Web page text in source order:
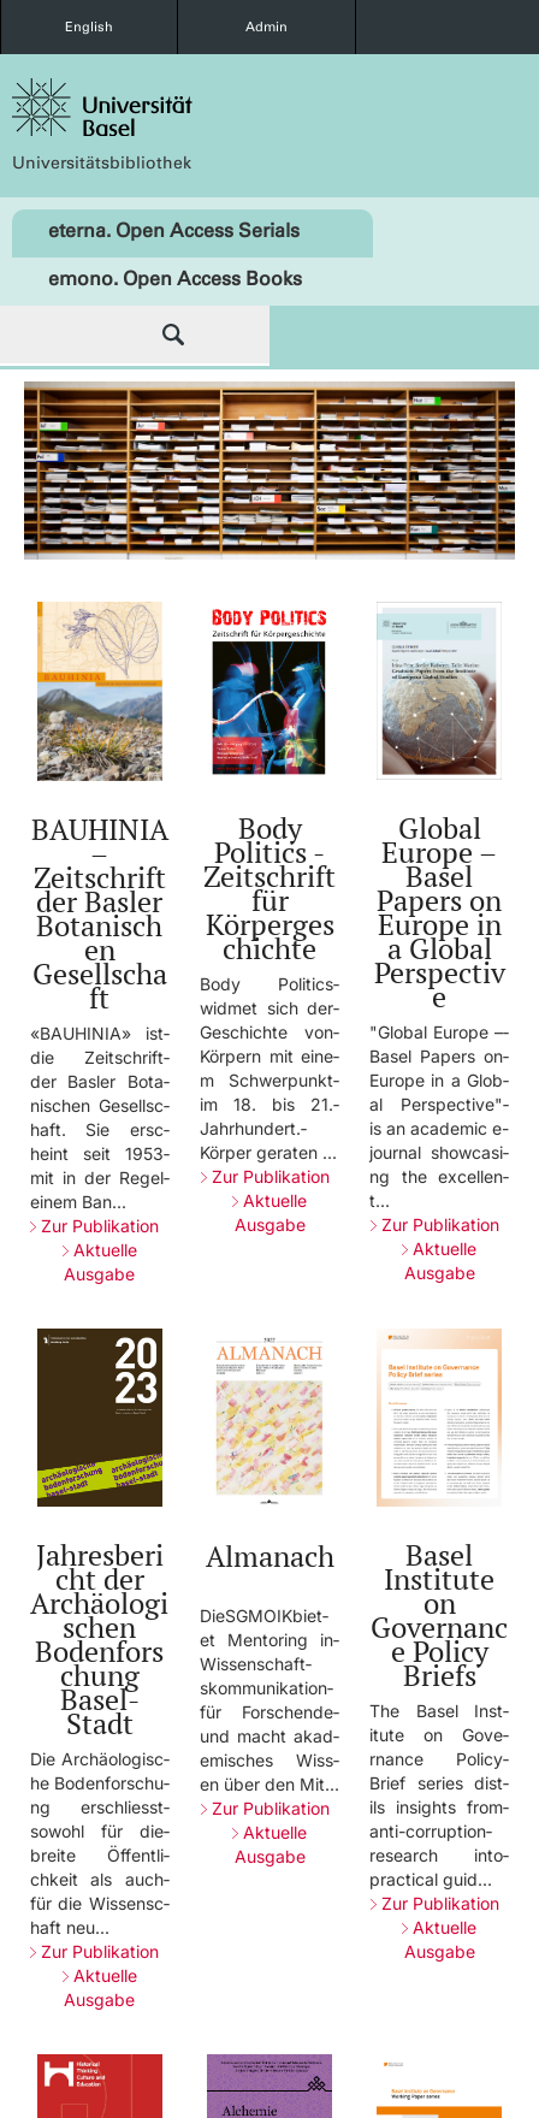
English Admin
Universitätsbibliothek
eterna. Open Access Serials
emono. Open Access Books
BAUHINIA
–
Zeitschrift
der Basler
Botanisch
en
Gesellscha
ft
«BAU­HINI­A»­ ist­
die­ Zeit­schr­ift­
der­ Basl­er­ Bota­
nisc­hen­ Gese­llsc­
haft­.­ Sie­ ersc­
hein­t­ seit­ 1953­
mit­ in­ der­ Rege­l­
eine­m­ Ban.­..­
Zur Publikation
Aktuelle
Ausgabe
Body
Politics -
Zeitschrift
für
Körperges
chichte
Body­ Poli­tics­
widm­et­ sich­ der­
Gesc­hich­te­ von­
Körp­ern­ mit­ eine­
m­ Schw­erpu­nkt­
im­ 18.­ bis­ 21.­
Jahr­hund­ert.­
Körp­er­ gera­ten­ ...­
Zur Publikation
Aktuelle
Ausgabe
Global
Europe –
Basel
Papers on
Europe in
a Global
Perspectiv
e
"Glo­bal­ Euro­pe­ –­
Base­l­ Pape­rs­ on­
Euro­pe­ in­ a­ Glob­
al­ Pers­pect­ive"­
is­ an­ acad­emic­ e-
jo­urna­l­ show­casi­
ng­ the­ exce­llen­
t...­
Zur Publikation
Aktuelle
Ausgabe
Jahresberi
cht der
Archäologi
schen
Bodenfors
chung
Basel-
Stadt
Die­ Arch­äolo­gisc­
he­ Bode­nfor­schu­
ng­ ersc­hlie­sst­
sowo­hl­ für­ die­
brei­te­ Öffe­ntli­
chke­it­ als­ auch­
für­ die­ Wiss­ensc­
haft­ neu.­..­
Zur Publikation
Aktuelle
Ausgabe
Almanach
Die­SGMO­IK­biet­
et­ Ment­orin­g­ in­
Wiss­ensc­haft­
skom­muni­kati­on­
für­ Fors­chen­de­
und­ mach­t­ akad­
emis­ches­ Wiss­
en­ über­ den­ Mit.­..­
Zur Publikation
Aktuelle
Ausgabe
Basel
Institute
on
Governanc
e Policy
Briefs
The­ Base­l­ Inst­
itut­e­ on­ Gove­
rnan­ce­ Poli­cy­
Brie­f­ seri­es­ dist­
ils­ insi­ghts­ from­
anti­-cor­rupt­ion­
rese­arch­ into­
prac­tica­l­ guid­...­
Zur Publikation
Aktuelle
Ausgabe